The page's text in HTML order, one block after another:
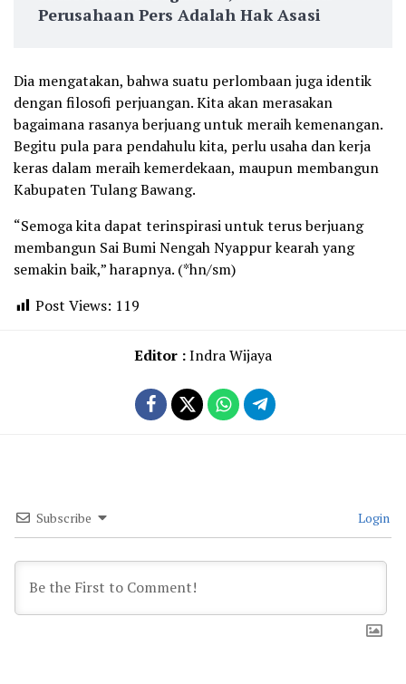
Perusahaan Pers Adalah Hak Asasi
Dia mengatakan, bahwa suatu perlombaan juga identik
dengan filosofi perjuangan. Kita akan merasakan
bagaimana rasanya berjuang untuk meraih kemenangan.
Begitu pula para pendahulu kita, perlu usaha dan kerja
keras dalam meraih kemerdekaan, maupun membangun
Kabupaten Tulang Bawang.
“Semoga kita dapat terinspirasi untuk terus berjuang
membangun Sai Bumi Nengah Nyappur kearah yang
semakin baik,” harapnya. (*hn/sm)
Post Views: 119
Editor :Indra Wijaya
Subscribe Login